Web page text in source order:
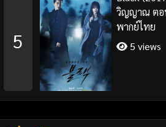
5
วิญญาณ ตอ
พากย์ไทย
5 views